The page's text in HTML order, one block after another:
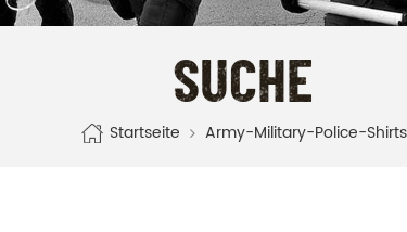
SUCHE
Startseite Army-Military-Police-Shirts